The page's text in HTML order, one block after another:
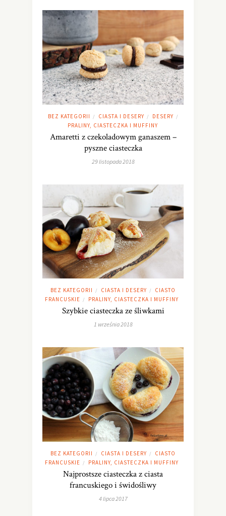
BEZ KATEGORII / CIASTA I DESERY / DESERY /
PRALINY, CIASTECZKA I MUFFINY
Amaretti z czekoladowym ganaszem –
pyszne ciasteczka
29 listopada 2018
BEZ KATEGORII / CIASTA I DESERY /
CIASTO
FRANCUSKIE / PRALINY, CIASTECZKA I MUFFINY
Szybkie ciasteczka ze śliwkami
1 września 2018
BEZ KATEGORII / CIASTA I DESERY /
CIASTO
FRANCUSKIE / PRALINY, CIASTECZKA I MUFFINY
Najprostsze ciasteczka z ciasta
francuskiego i świdośliwy
4 lipca 2017